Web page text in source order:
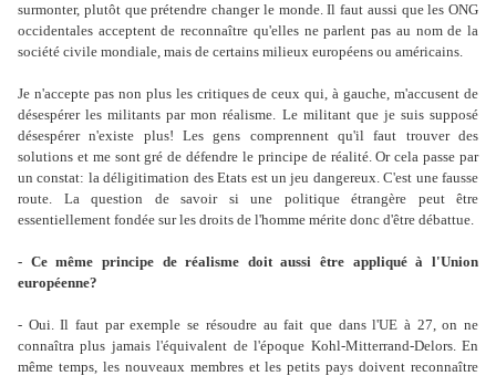
surmonter, plutôt que prétendre changer le monde. Il faut aussi que les ONG
occidentales acceptent de reconnaître qu'elles ne parlent pas au nom de la
société civile mondiale, mais de certains milieux européens ou américains.
Je n'accepte pas non plus les critiques de ceux qui, à gauche, m'accusent de
désespérer les militants par mon réalisme. Le militant que je suis supposé
désespérer n'existe plus! Les gens comprennent qu'il faut trouver des
solutions et me sont gré de défendre le principe de réalité. Or cela passe par
un constat: la déligitimation des Etats est un jeu dangereux. C'est une fausse
route. La question de savoir si une politique étrangère peut être
essentiellement fondée sur les droits de l'homme mérite donc d'être débattue.
- Ce même principe de réalisme doit aussi être appliqué à l'Union
européenne?
- Oui. Il faut par exemple se résoudre au fait que dans l'UE à 27, on ne
connaîtra plus jamais l'équivalent de l'époque Kohl-Mitterrand-Delors. En
même temps, les nouveaux membres et les petits pays doivent reconnaître